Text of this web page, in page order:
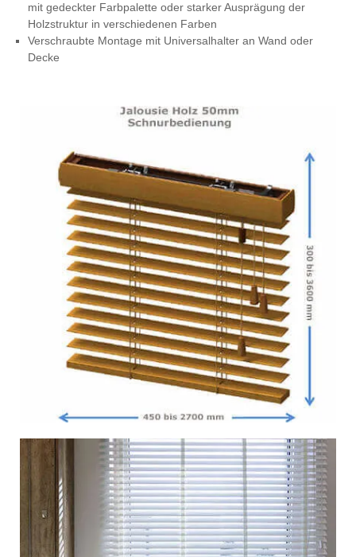
mit gedeckter Farbpalette oder starker Ausprägung der
Holzstruktur in verschiedenen Farben
Verschraubte Montage mit Universalhalter an Wand oder
Decke